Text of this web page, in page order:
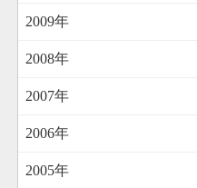
2009年
2008年
2007年
2006年
2005年